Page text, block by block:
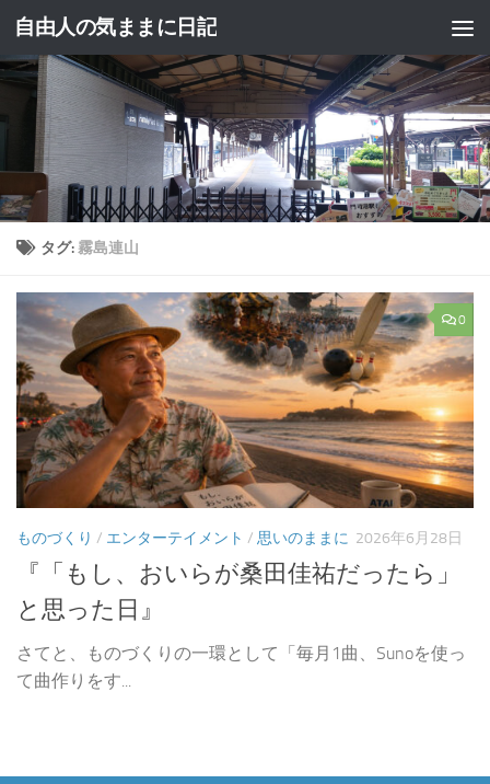
コンテンツへスキップ
自由人の気ままに日記
タグ:霧島連山
0
ものづくり / エンターテイメント / 思いのままに 2026年6月28日
『「もし、おいらが桑田佳祐だったら」
と思った日』
さてと、ものづくりの一環として「毎月1曲、Sunoを使っ
て曲作りをす...